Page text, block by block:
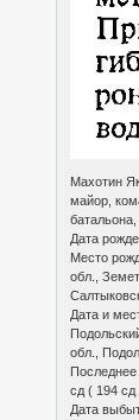
Махотин
майор,
Дата
Место
обл.,
Дата и
обл.,
сд ( 194 сд
Дата